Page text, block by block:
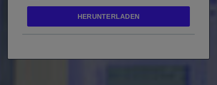
HERUNTERLADEN